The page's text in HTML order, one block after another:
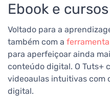
Ebook e cursos
Voltado para a
também com a
para aperfeiçoar ainda
conteúdo digital. O Tuts+
videoaulas intuitivas com
digital.